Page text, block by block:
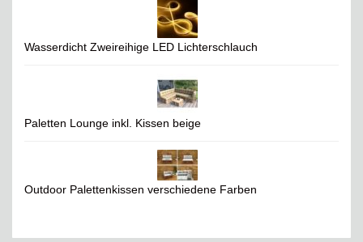
Wasserdicht Zweireihige LED Lichterschlauch
Paletten Lounge inkl. Kissen beige
Outdoor Palettenkissen verschiedene Farben